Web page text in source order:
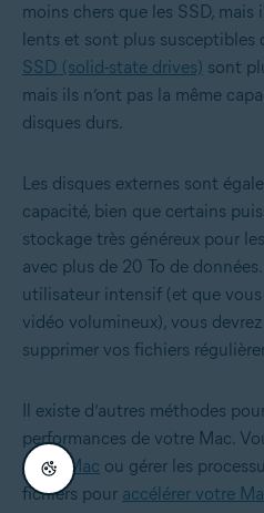
moins chers que les SSD,
lents et sont plus susceptibles
SSD (solid-state drives) sont
mais ils n’ont pas la même
disques durs.
Les disques externes sont
capacité, bien que certains
stockage très généreux pour
avec plus de 20 To de
utilisateur intensif (et que
vidéo volumineux), vous
supprimer vos fichiers
Il existe d’autres méthodes
performances de votre Mac.
votre Mac ou gérer les
fichiers pour accélérer votre